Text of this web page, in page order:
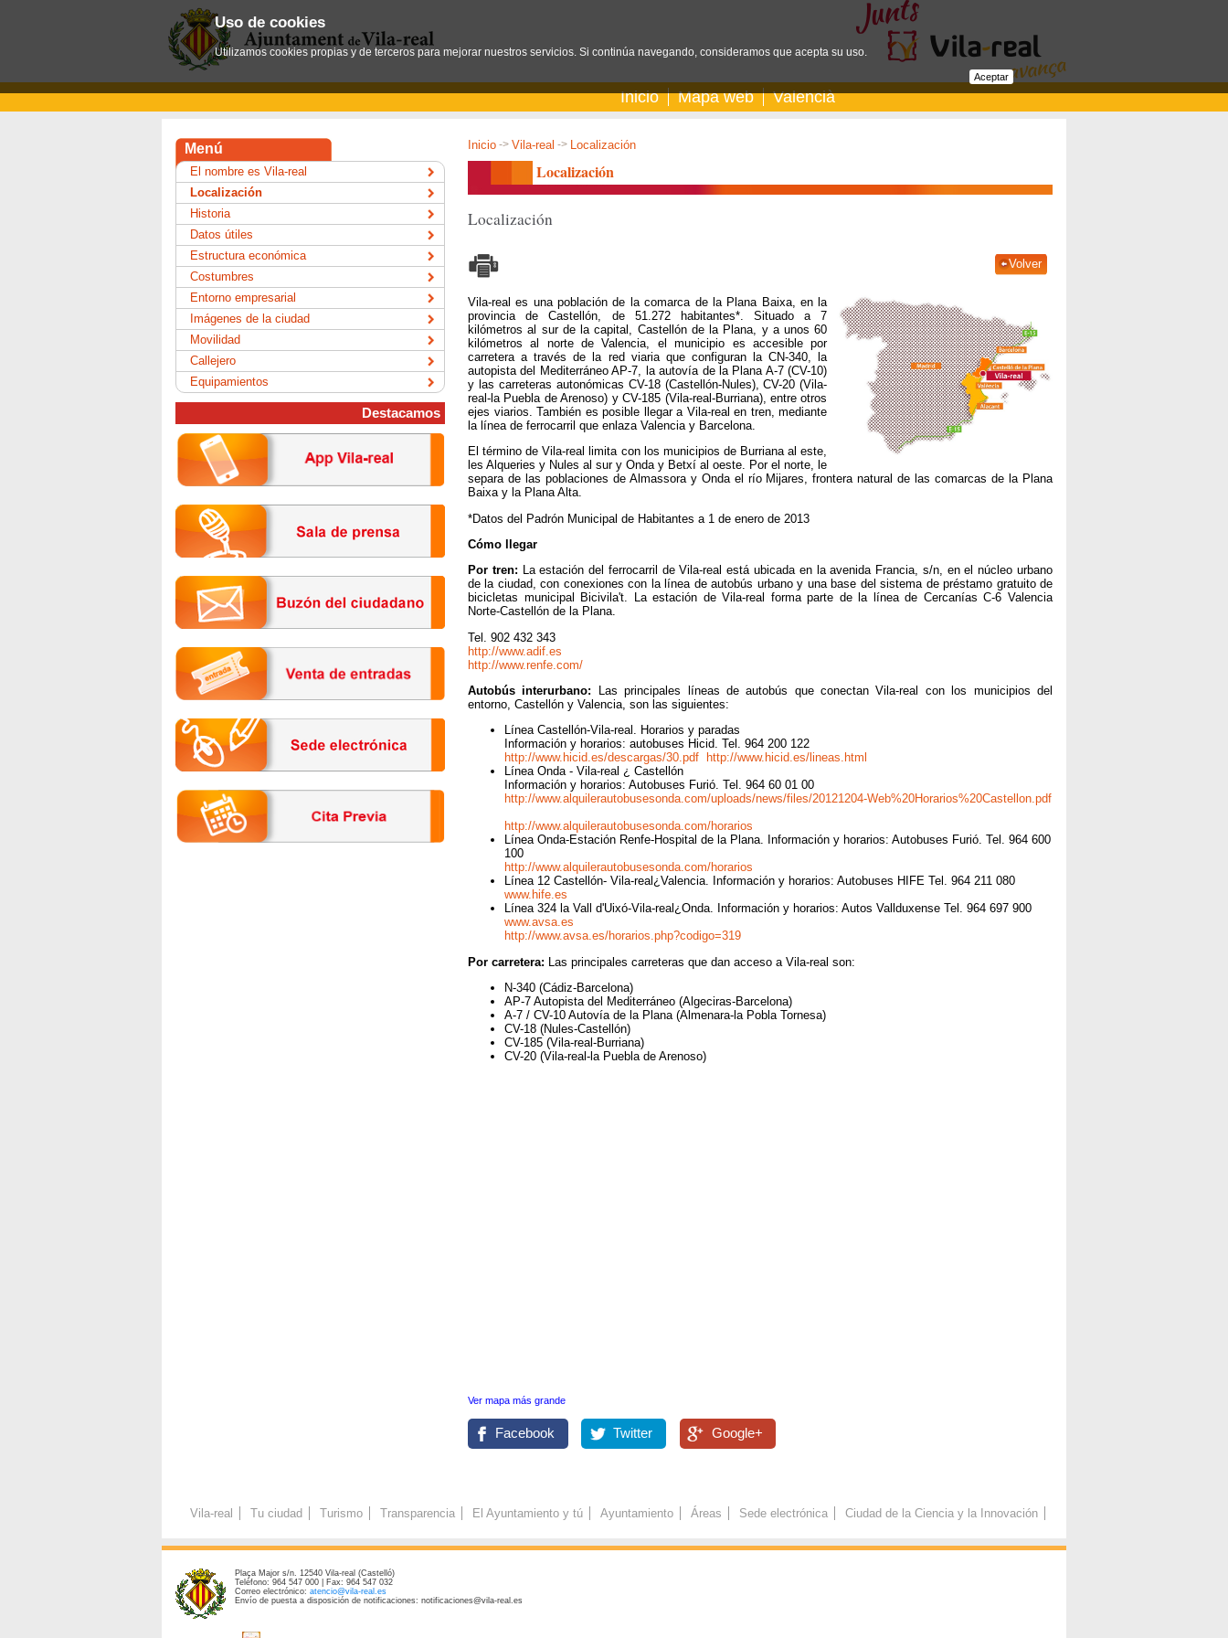
Inicio Mapa web Valencià
Inicio -> Vila-real -> Localización
Localización
Localización
Volver
Vila-real es una población de la comarca de la Plana Baixa, en la
provincia de Castellón, de 51.272 habitantes*. Situado a 7
kilómetros al sur de la capital, Castellón de la Plana, y a unos 60
kilómetros al norte de Valencia, el municipio es accesible por
carretera a través de la red viaria que configuran la CN-340, la
autopista del Mediterráneo AP-7, la autovía de la Plana A-7 (CV-10)
y las carreteras autonómicas CV-18 (Castellón-Nules), CV-20 (Vila-
real-la Puebla de Arenoso) y CV-185 (Vila-real-Burriana), entre otros
ejes viarios. También es posible llegar a Vila-real en tren, mediante
la línea de ferrocarril que enlaza Valencia y Barcelona.
El término de Vila-real limita con los municipios de Burriana al este,
les Alqueries y Nules al sur y Onda y Betxí al oeste. Por el norte, le
separa de las poblaciones de Almassora y Onda el río Mijares, frontera natural de las comarcas de la Plana
Baixa y la Plana Alta.
*Datos del Padrón Municipal de Habitantes a 1 de enero de 2013
Cómo llegar
Por tren: La estación del ferrocarril de Vila-real está ubicada en la avenida Francia, s/n, en el núcleo urbano
de la ciudad, con conexiones con la línea de autobús urbano y una base del sistema de préstamo gratuito de
bicicletas municipal Bicivila't. La estación de Vila-real forma parte de la línea de Cercanías C-6 Valencia
Norte-Castellón de la Plana.
Tel. 902 432 343
http://www.adif.es
http://www.renfe.com/
Autobús interurbano: Las principales líneas de autobús que conectan Vila-real con los municipios del
entorno, Castellón y Valencia, son las siguientes:
Línea Castellón-Vila-real. Horarios y paradas
Información y horarios: autobuses Hicid. Tel. 964 200 122
http://www.hicid.es/descargas/30.pdf
http://www.hicid.es/lineas.html
Línea Onda - Vila-real ¿ Castellón
Información y horarios: Autobuses Furió. Tel. 964 60 01 00
http://www.alquilerautobusesonda.com/uploads/news/files/20121204-Web%20Horarios%20Castellon.pdf
http://www.alquilerautobusesonda.com/horarios
Línea Onda-Estación Renfe-Hospital de la Plana. Información y horarios: Autobuses Furió. Tel. 964 600
100
http://www.alquilerautobusesonda.com/horarios
Línea 12 Castellón- Vila-real¿Valencia. Información y horarios: Autobuses HIFE Tel. 964 211 080
www.hife.es
Línea 324 la Vall d'Uixó-Vila-real¿Onda. Información y horarios: Autos Vallduxense Tel. 964 697 900
www.avsa.es
http://www.avsa.es/horarios.php?codigo=319
Por carretera: Las principales carreteras que dan acceso a Vila-real son:
N-340 (Cádiz-Barcelona)
AP-7 Autopista del Mediterráneo (Algeciras-Barcelona)
A-7 / CV-10 Autovía de la Plana (Almenara-la Pobla Tornesa)
CV-18 (Nules-Castellón)
CV-185 (Vila-real-Burriana)
CV-20 (Vila-real-la Puebla de Arenoso)
Ver mapa más grande
Facebook Twitter Google+
Menú
El nombre es Vila-real
Localización
Historia
Datos útiles
Estructura económica
Costumbres
Entorno empresarial
Imágenes de la ciudad
Movilidad
Callejero
Equipamientos
Destacamos
Vila-real Tu ciudad Turismo Transparencia El Ayuntamiento y tú Ayuntamiento Áreas Sede electrónica Ciudad de la Ciencia y la Innovación
Plaça Major s/n. 12540 Vila-real (Castelló)
Teléfono: 964 547 000 | Fax: 964 547 032
Correo electrónico: atencio@vila-real.es
Envío de puesta a disposición de notificaciones: notificaciones@vila-real.es
Uso de cookies
Utilizamos cookies propias y de terceros para mejorar nuestros servicios. Si continúa navegando, consideramos que acepta su uso.
Aceptar